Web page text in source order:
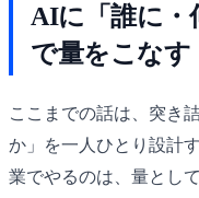
AIに「誰に・
で量をこなす
ここまでの話は、突き
か」を一人ひとり設計
業でやるのは、量とし